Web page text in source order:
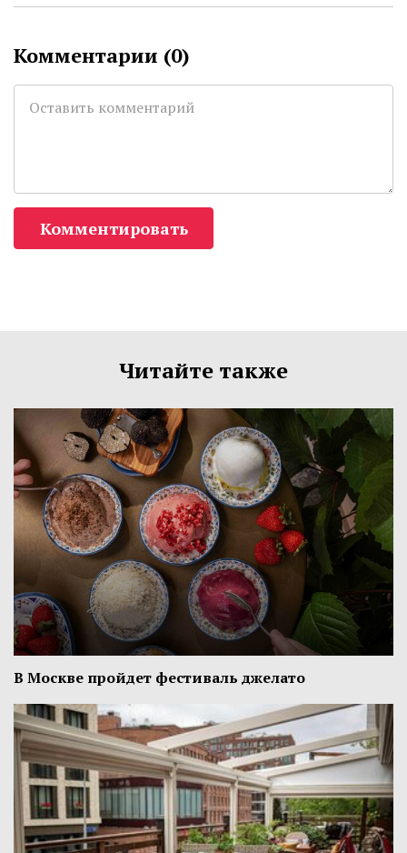
Комментарии (0)
Комментировать
Читайте также
В Москве пройдет фестиваль джелато